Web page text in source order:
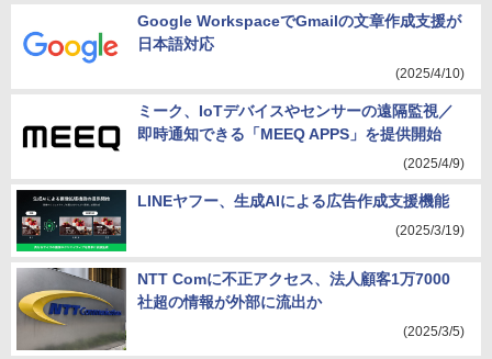
Google WorkspaceでGmailの文章作成支援が
日本語対応
(2025/4/10)
ミーク、IoTデバイスやセンサーの遠隔監視／
即時通知できる「MEEQ APPS」を提供開始
(2025/4/9)
LINEヤフー、生成AIによる広告作成支援機能
(2025/3/19)
NTT Comに不正アクセス、法人顧客1万7000
社超の情報が外部に流出か
(2025/3/5)